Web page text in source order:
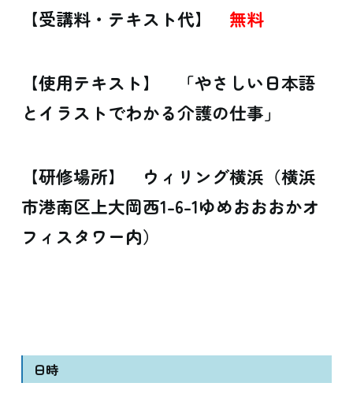
【受講料・テキスト代】 無料
【使用テキスト】 「やさしい日本語
とイラストでわかる介護の仕事」
【研修場所】 ウィリング横浜（横浜
市港南区上大岡西1-6-1ゆめおおおかオ
フィスタワー内）
日時